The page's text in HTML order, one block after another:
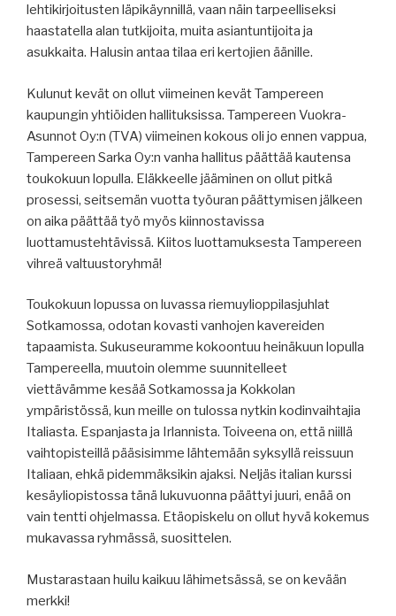
lehtikirjoitusten läpikäynnillä, vaan näin tarpeelliseksi
haastatella alan tutkijoita, muita asiantuntijoita ja
asukkaita. Halusin antaa tilaa eri kertojien äänille.
Kulunut kevät on ollut viimeinen kevät Tampereen
kaupungin yhtiöiden hallituksissa. Tampereen Vuokra-
Asunnot Oy:n (TVA) viimeinen kokous oli jo ennen vappua,
Tampereen Sarka Oy:n vanha hallitus päättää kautensa
toukokuun lopulla. Eläkkeelle jääminen on ollut pitkä
prosessi, seitsemän vuotta työuran päättymisen jälkeen
on aika päättää työ myös kiinnostavissa
luottamustehtävissä. Kiitos luottamuksesta Tampereen
vihreä valtuustoryhmä!
Toukokuun lopussa on luvassa riemuylioppilasjuhlat
Sotkamossa, odotan kovasti vanhojen kavereiden
tapaamista. Sukuseuramme kokoontuu heinäkuun lopulla
Tampereella, muutoin olemme suunnitelleet
viettävämme kesää Sotkamossa ja Kokkolan
ympäristössä, kun meille on tulossa nytkin kodinvaihtajia
Italiasta. Espanjasta ja Irlannista. Toiveena on, että niillä
vaihtopisteillä pääsisimme lähtemään syksyllä reissuun
Italiaan, ehkä pidemmäksikin ajaksi. Neljäs italian kurssi
kesäyliopistossa tänä lukuvuonna päättyi juuri, enää on
vain tentti ohjelmassa. Etäopiskelu on ollut hyvä kokemus
mukavassa ryhmässä, suosittelen.
Mustarastaan huilu kaikuu lähimetsässä, se on kevään
merkki!